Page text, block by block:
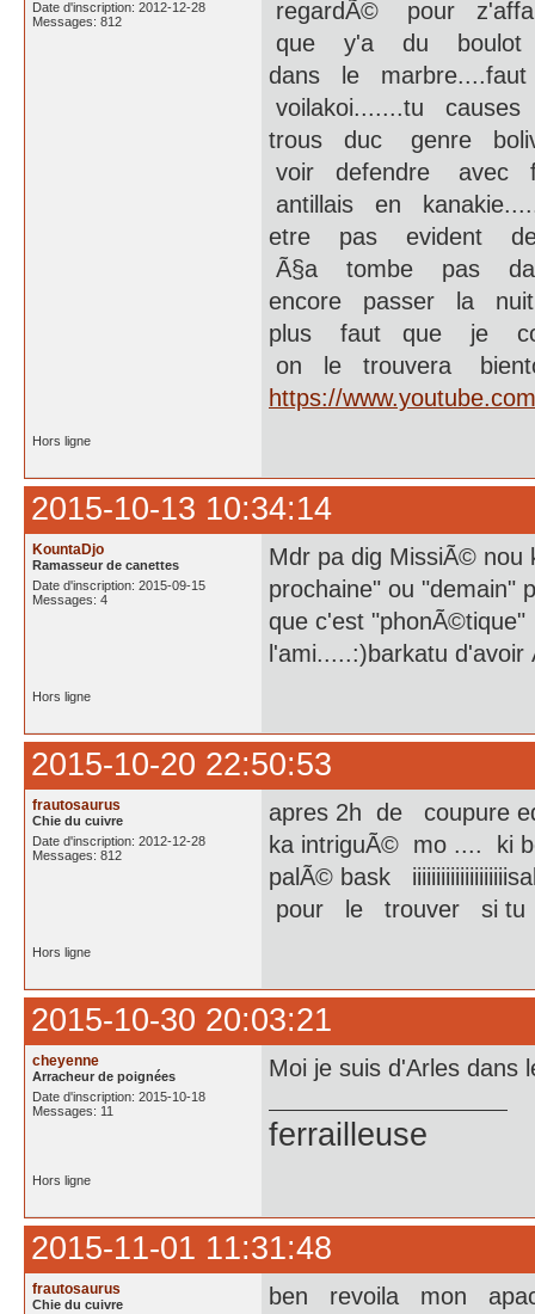
Date d'inscription: 2012-12-28
Messages: 812
regardÃ© pour
que y'a du boulot
dans le
voilakoi.......tu
trous duc genre
voir defendre
antillais en
etre pas evident
Ã§a tombe pas
encore passer la
plus faut que je
on le trouvera
https://
Hors ligne
2015-10-13 10:34:14
KountaDjo
Ramasseur de canettes
Date d'inscription: 2015-09-15
Messages: 4
Mdr pa dig MissiÃ©
prochaine" ou "demain"
que c'est
l'ami.....:)barkatu
Hors ligne
2015-10-20 22:50:53
frautosaurus
Chie du cuivre
Date d'inscription: 2012-12-28
Messages: 812
apres 2h de coupure
ka intriguÃ© mo .... ki
palÃ© bask
pour le trouver si tu
Hors ligne
2015-10-30 20:03:21
cheyenne
Arracheur de poignées
Date d'inscription: 2015-10-18
Messages: 11
Moi je suis d'Arles dans
ferrailleuse
Hors ligne
2015-11-01 11:31:48
frautosaurus
Chie du cuivre
ben revoila mon